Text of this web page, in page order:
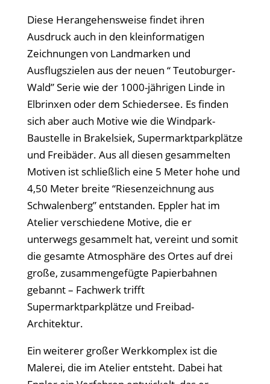
Diese Herangehensweise findet ihren
Ausdruck auch in den kleinformatigen
Zeichnungen von Landmarken und
Ausflugszielen aus der neuen “ Teutoburger-
Wald” Serie wie der 1000-jährigen Linde in
Elbrinxen oder dem Schiedersee. Es finden
sich aber auch Motive wie die Windpark-
Baustelle in Brakelsiek, Supermarktparkplätze
und Freibäder. Aus all diesen gesammelten
Motiven ist schließlich eine 5 Meter hohe und
4,50 Meter breite “Riesenzeichnung aus
Schwalenberg” entstanden. Eppler hat im
Atelier verschiedene Motive, die er
unterwegs gesammelt hat, vereint und somit
die gesamte Atmosphäre des Ortes auf drei
große, zusammengefügte Papierbahnen
gebannt – Fachwerk trifft
Supermarktparkplätze und Freibad-
Architektur.
Ein weiterer großer Werkkomplex ist die
Malerei, die im Atelier entsteht. Dabei hat